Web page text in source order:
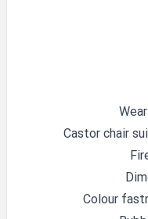
Castor chair
Colour